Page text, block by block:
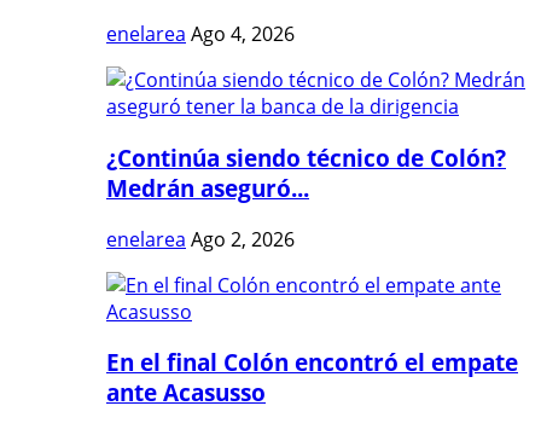
enelarea Ago 4, 2026
¿Continúa siendo técnico de Colón?
Medrán aseguró...
enelarea Ago 2, 2026
En el final Colón encontró el empate
ante Acasusso